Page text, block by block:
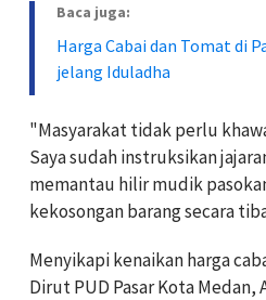
Baca juga:
Harga Cabai dan Tomat di
jelang Iduladha
"Masyarakat tidak perlu
Saya sudah instruksikan
memantau hilir mudik
kekosongan barang secara
Menyikapi kenaikan harga
Dirut PUD Pasar Kota Medan,